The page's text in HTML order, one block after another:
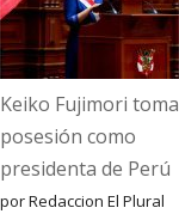
Keiko Fujimori toma
posesión como
presidenta de Perú
por Redaccion El Plural